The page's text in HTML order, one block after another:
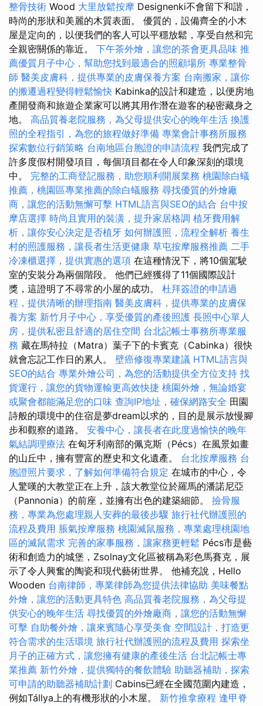
整骨技術 Wood 大里放鬆按摩 Designenki不會留下和諧，
時尚的形狀和美麗的木質表面。 優質的，設備齊全的小木
屋是定向的，以便我們的客人可以平穩放鬆，享受自然和完
全親密關係的靠近。 下午茶外燴，讓您的茶會更具品味 推
薦優質月子中心，幫助您找到最適合的照顧場所 專業整骨
師 醫美皮膚科，提供專業的皮膚保養方案 台南搬家，讓你
的搬遷過程變得輕鬆愉快 Kabinka的設計和建造，以便房地
產開發商和旅遊企業家可以將其用作潛在遊客的秘密藏身之
地。 高品質養老院服務，為父母提供安心的晚年生活 換護
照的全程指引，為您的旅程做好準備 專業會計事務所服務
探索數位行銷策略 台南地區台胞證的申請流程 我們完成了
許多度假村開發項目，每個項目都在令人印象深刻的環境
中。 完整的工商登記服務，助您順利開展業務 桃園除白蟻
推薦，桃園區專業推薦的除白蟻服務 尋找優質的外燴廠
商，讓您的活動無懈可擊 HTML語言與SEO的結合 台中按
摩店選擇 時尚且實用的裝潢，提升家居格調 植牙費用解
析，讓你安心決定是否植牙 如何辦護照，流程全解析 養生
村的照護服務，讓長者生活更健康 草屯按摩服務推薦 二手
冷凍櫃選擇，提供實惠的選項 在這種情況下，將10個駕駛
室的安裝分為兩個階段。 他們已經獲得了11個國際設計
獎，這證明了不尋常的小屋的成功。 杜拜簽證的申請過
程，提供清晰的辦理指南 醫美皮膚科，提供專業的皮膚保
養方案 新竹月子中心，享受優質的產後照護 長照中心單人
房，提供私密且舒適的居住空間 台北記帳士事務所專業服
務 藏在馬特拉（Matra）葉子下的卡賓克（Cabinka）很快
就會忘記工作日的累人。 壁癌修復專業建議 HTML語言與
SEO的結合 專業外燴公司，為您的活動提供全方位支持 找
貨運行，讓您的貨物運輸更高效快捷 桃園外燴，無論婚宴
或聚會都能滿足您的口味 查詢IP地址，確保網路安全 田園
詩般的環境中的住宿是夢dream以求的，目的是展示放慢腳
步和觀察的道路。 安養中心，讓長者在此度過愉快的晚年
氣結調理療法 在匈牙利南部的佩克斯（Pécs）在風景如畫
的山丘中，擁有豐富的歷史和文化遺產。 台北按摩服務 台
胞證照片要求，了解如何準備符合規定 在城市的中心，令
人驚嘆的大教堂正在上升，該大教堂位於羅馬的潘諾尼亞
（Pannonia）的前座，並擁有出色的建築細節。 撿骨服
務，專業為您處理親人安葬的最後步驟 旅行社代辦護照的
流程及費用 脹氣按摩服務 桃園滅鼠服務，專業處理桃園地
區的滅鼠需求 完善的家事服務，讓家務更輕鬆 Pécs市是藝
術和創造力的城堡，Zsolnay文化區被稱為彩色馬賽克，展
示了令人興奮的陶瓷和現代藝術世界。 他補充說，Hello
Wooden 台南律師，專業律師為您提供法律協助 美味餐點
外燴，讓您的活動更具特色 高品質養老院服務，為父母提
供安心的晚年生活 尋找優質的外燴廠商，讓您的活動無懈
可擊 自助餐外燴，讓來賓隨心享受美食 空間設計，打造更
符合需求的生活環境 旅行社代辦護照的流程及費用 探索坐
月子的正確方式，讓您擁有健康的產後生活 台北記帳士專
業推薦 新竹外燴，提供獨特的餐飲體驗 助聽器補助，探索
可申請的助聽器補助計劃 Cabins已經在全國范圍內建造，
例如Tállya上的有機形狀的小木屋。 新竹推拿療程 逢甲脊